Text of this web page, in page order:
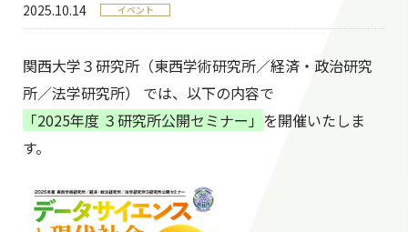
2025.10.14 イベント
関西大学３研究所（東西学術研究所／経済・政治研究
所／法学研究所） では、以下の内容で
「2025年度 ３研究所公開セミナー」 を開催いたしま
す。